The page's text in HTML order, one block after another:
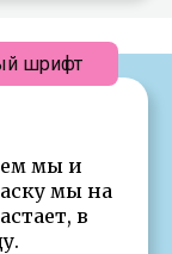
мы и
мы на
в
шрифт